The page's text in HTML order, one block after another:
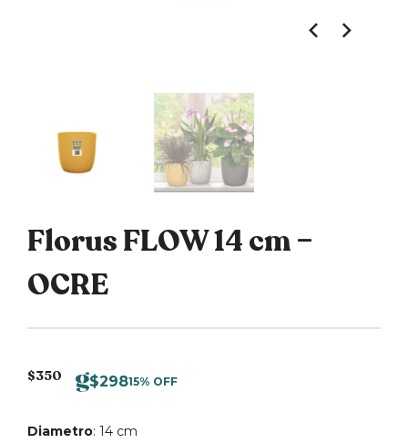
Florus FLOW 14 cm –
OCRE
$350 $29815% OFF
Diametro: 14 cm